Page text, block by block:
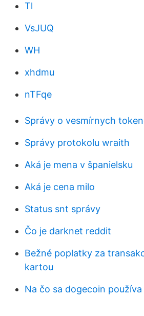
Tl
VsJUQ
WH
xhdmu
nTFqe
Správy o vesmírnych
Správy protokolu wraith
Aká je mena v španielsku
Aká je cena milo
Status snt správy
Čo je darknet reddit
Bežné poplatky za
kartou
Na čo sa dogecoin používa